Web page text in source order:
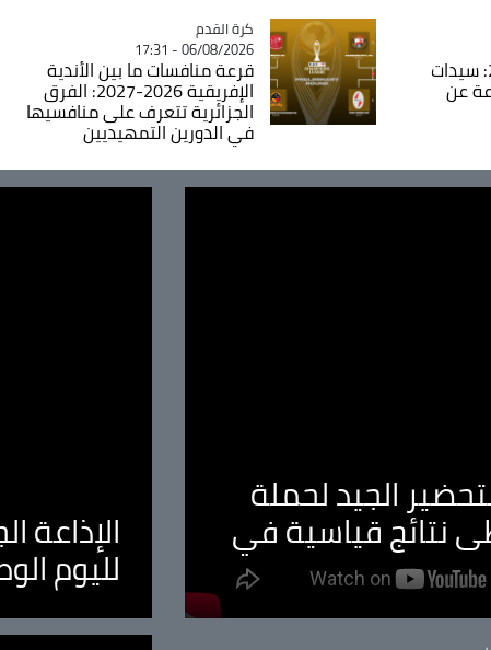
كأس أمم إفريقيا 2026: سيدات
بعد 48 ساعة عن
Catégorie
كرة القدم
06/08/2026 - 17:31
قرعة منافسات ما بين الأندية
الإفريقية 2026-2027: الفرق
الجزائرية تتعرف على منافسيها
في الدورين التمهيديين
الجيد لحملة
نتائج قياسية في الإذاعة
لليوم